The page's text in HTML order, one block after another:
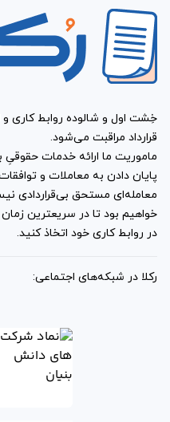
خِشت اول و شالوده روابط کاری و
قرارداد مراقبت می‌شود.
ماموریت ما ارائه خدمات حقوقیِ
پایان دادن به معاملات و
معامله‌ای مستحق بی‌قراردادی
خواهیم بود تا در سریعترین
در روابط کاری خود اتخاذ کنید.
رکلا در شبکه‌های اجتماعی: